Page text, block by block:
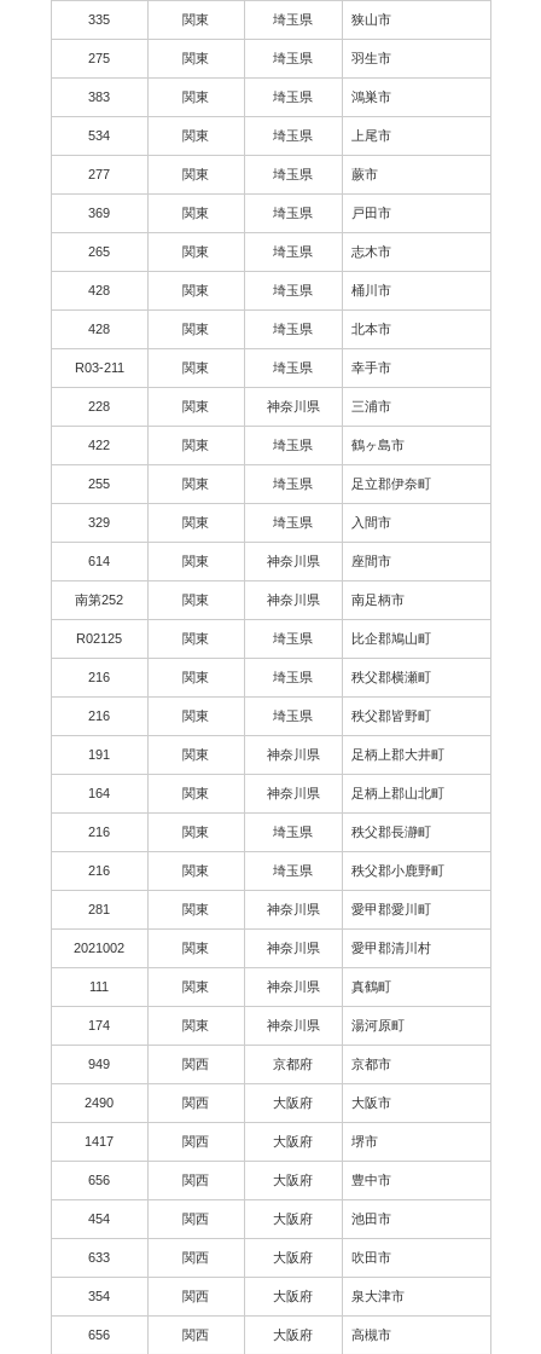
335 関東 埼玉県 狭山市
275 関東 埼玉県 羽生市
383 関東 埼玉県 鴻巣市
534 関東 埼玉県 上尾市
277 関東 埼玉県 蕨市
369 関東 埼玉県 戸田市
265 関東 埼玉県 志木市
428 関東 埼玉県 桶川市
428 関東 埼玉県 北本市
R03-211 関東 埼玉県 幸手市
228 関東 神奈川県 三浦市
422 関東 埼玉県 鶴ヶ島市
255 関東 埼玉県 足立郡伊奈町
329 関東 埼玉県 入間市
614 関東 神奈川県 座間市
南第252 関東 神奈川県 南足柄市
R02125 関東 埼玉県 比企郡鳩山町
216 関東 埼玉県 秩父郡横瀬町
216 関東 埼玉県 秩父郡皆野町
191 関東 神奈川県 足柄上郡大井町
164 関東 神奈川県 足柄上郡山北町
216 関東 埼玉県 秩父郡長瀞町
216 関東 埼玉県 秩父郡小鹿野町
281 関東 神奈川県 愛甲郡愛川町
2021002 関東 神奈川県 愛甲郡清川村
111 関東 神奈川県 真鶴町
174 関東 神奈川県 湯河原町
949 関西 京都府 京都市
2490 関西 大阪府 大阪市
1417 関西 大阪府 堺市
656 関西 大阪府 豊中市
454 関西 大阪府 池田市
633 関西 大阪府 吹田市
354 関西 大阪府 泉大津市
656 関西 大阪府 高槻市